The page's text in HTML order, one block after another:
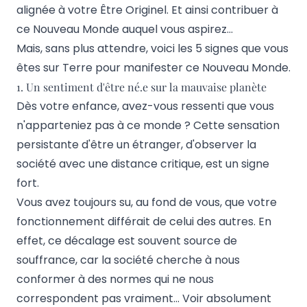
alignée à votre Être Originel. Et ainsi contribuer à
ce Nouveau Monde auquel vous aspirez…
Mais, sans plus attendre, voici les 5 signes que vous
êtes sur Terre pour manifester ce Nouveau Monde.
1. Un sentiment d'être né.e sur la mauvaise planète
Dès votre enfance, avez-vous ressenti que vous
n'apparteniez pas à ce monde ? Cette sensation
persistante d'être un étranger, d'observer la
société avec une distance critique, est un signe
fort.
Vous avez toujours su, au fond de vous, que votre
fonctionnement différait de celui des autres. En
effet, ce décalage est souvent source de
souffrance, car la société cherche à nous
conformer à des normes qui ne nous
correspondent pas vraiment… Voir absolument